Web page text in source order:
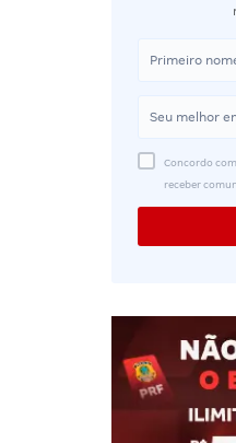
Concordo com
receber